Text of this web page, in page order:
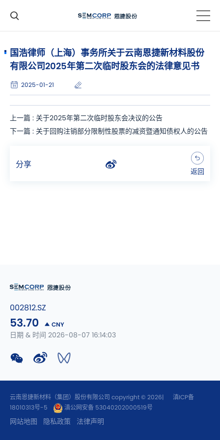
国浩律师（上海）事务所关于云南恩捷新材料股份
有限公司2025年第二次临时股东会的法律意见书
2025-01-21
上一篇 : 关于2025年第二次临时股东会决议的公告
下一篇 : 关于回购注销部分限制性股票的减资暨通知债权人的公告
分享
返回
002812.SZ
53.70 CNY
日期 & 时间 2026-08-07 16:14:03
云南恩捷新材料（集团）股份有限公司 copyright © 2026|
滇ICP备
18010313号-5
滇公网安备 53040202000519号
网站地图 隐私政策 法律声明